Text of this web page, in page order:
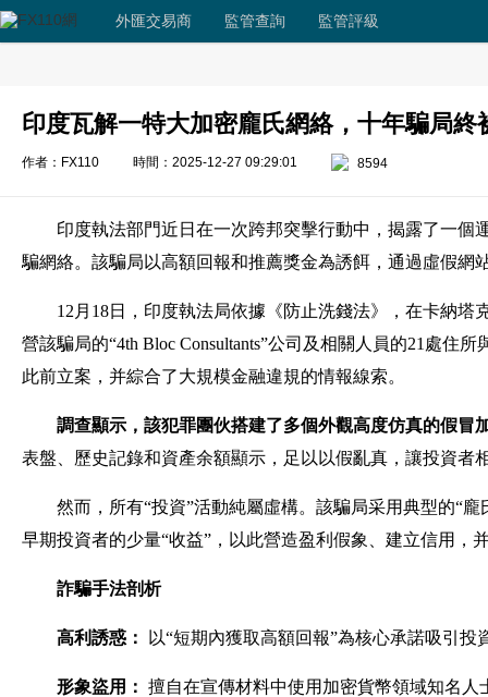
外匯交易商 監管查詢 監管評級
印度瓦解一特大加密龐氏網絡，十年騙局終
作者：FX110 時間：2025-12-27 09:29:01 8594
印度執法部門近日在一次跨邦突擊行動中，揭露了一
騙網絡。該騙局以高額回報和推薦獎金為誘餌，通過虛假網
12月18日，印度執法局依據《防止洗錢法》，在卡納
營該騙局的“4th Bloc Consultants”公司及相關人員的21處住
此前立案，并綜合了大規模金融違規的情報線索。
調查顯示，該犯罪團伙搭建了多個外觀高度仿真的假冒
表盤、歷史記錄和資產余額顯示，足以以假亂真，讓投資者
然而，所有“投資”活動純屬虛構。該騙局采用典型的“
早期投資者的少量“收益”，以此營造盈利假象、建立信用，
詐騙手法剖析
高利誘惑： 以“短期內獲取高額回報”為核心承諾吸引投
形象盜用： 擅自在宣傳材料中使用加密貨幣領域知名